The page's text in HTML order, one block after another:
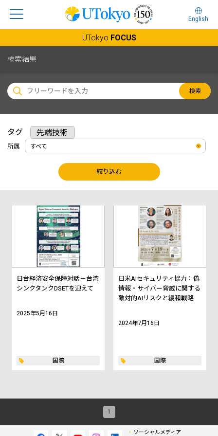
English
UTokyo FOCUS
検索結果
検索
タグ 先端技術
所属
絞り込む
日台経済安全保障対話－台湾
シンクタンクDSETを迎えて
2025年5月16日
国際
日米AIセキュリティ協力：偽
情報・サイバー脅威に関する
敵対的AIリスクと緩和戦略
2024年7月16日
国際
1
ソーシャルメディア